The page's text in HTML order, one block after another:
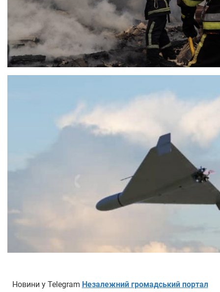
Новини у Telegram Незалежний громадський портал